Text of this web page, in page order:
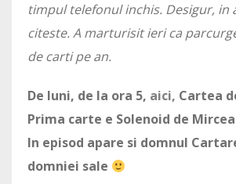
timpul telefonul inchis. Desigur, in
citeste. A marturisit ieri ca
de carti pe an.
De luni, de la ora 5, aici, Cartea
Prima carte e Solenoid de
In episod apare si domnul
domniei sale